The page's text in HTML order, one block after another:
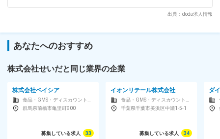
連の経験のない方にも丁寧なOJT研修を行いますので、ご安
域農業の発展を支え、地元に貢献できるやりがいがあります。
との信頼関係を築きながら、長期的な関係を構築できます。 ■
企業の特徴/魅力： 創業90年以上の地域密着型企業として、農
と、農家の方々と共に持続的な発展を目指します。 変更の範
囲：会社の定める業務
出典：doda求人情報
あなたへのおすすめ
株式会社せいだと同じ業界の企業
株式会社ベイシア
群馬県前橋市亀里町900
募集している求人 33
イオンリテール株式会社
千葉県千葉市美浜区中瀬1-5-1
募集している求人 34
ダ